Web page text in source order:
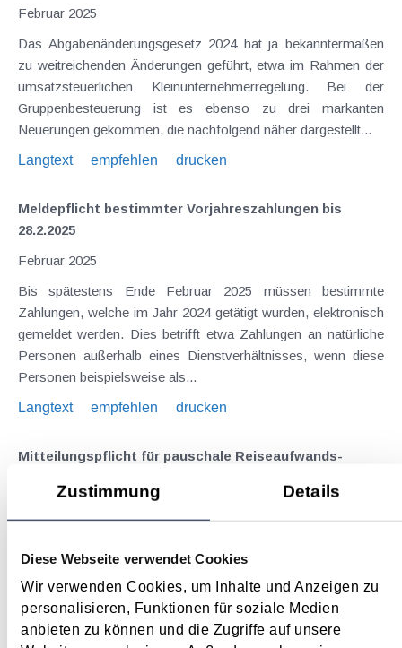
Zustimmung Details
Diese Webseite verwendet Cookies
Wir verwenden Cookies, um Inhalte und Anzeigen zu
personalisieren, Funktionen für soziale Medien
anbieten zu können und die Zugriffe auf unsere
Februar 2025
Das Abgabenänderungsgesetz 2024 hat ja bekanntermaßen
zu weitreichenden Änderungen geführt, etwa im Rahmen der
umsatzsteuerlichen Kleinunternehmerregelung. Bei der
Gruppenbesteuerung ist es ebenso zu drei markanten
Neuerungen gekommen, die nachfolgend näher dargestellt...
Langtext
empfehlen drucken
Meldepflicht bestimmter Vorjahreszahlungen bis
28.2.2025
Februar 2025
Bis spätestens Ende Februar 2025 müssen bestimmte
Zahlungen, welche im Jahr 2024 getätigt wurden, elektronisch
gemeldet werden. Dies betrifft etwa Zahlungen an natürliche
Personen außerhalb eines Dienstverhältnisses, wenn diese
Personen beispielsweise als...
Langtext
empfehlen drucken
Mitteilungspflicht für pauschale Reiseaufwands­
Reiseaufwandsentschädigungen, welche von begünstigten
Rechtsträgern mit dem satzungsgemäßen Zweck der
Ausübung oder Förderung des Körpersports ("Sportvereine")
an Sportler, Schiedsrichter und Sportbetreuer...